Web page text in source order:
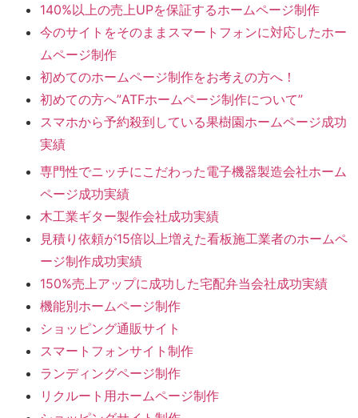
140%以上の売上UPを保証するホームページ制作
今のサイトをそのままスマートフォンに対応したホー
ムページ制作
初めてのホームページ制作をお考えの方へ！
初めての方へ”ATFホームページ制作について”
スマホから予約殺到している果樹園ホームページ成功
実績
専門性でニッチにこだわった電子機器製造会社ホーム
ページ成功実績
木工業ギター製作会社成功実績
見積り依頼が15倍以上増えた看板施工業者のホームペ
ージ制作成功実績
150%売上アップに成功した宅配弁当会社成功実績
機能別ホームページ制作
ショッピング通販サイト
スマートフォンサイト制作
ランディングページ制作
リクルート用ホームページ制作